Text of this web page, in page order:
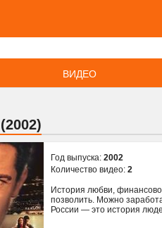
ВИДЕО
Год выпуска: 2002
Количество видео: 2
История любви,
позволить. Можно
России — это история